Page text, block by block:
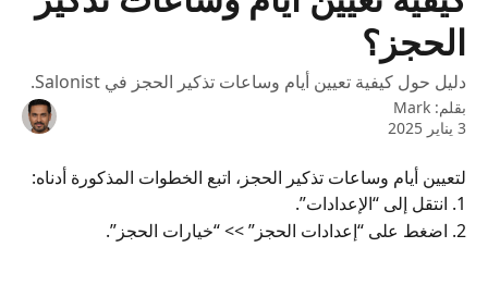
الحجز؟
دليل حول كيفية تعيين أيام وساعات تذكير الحجز في Salonist.
بقلم: Mark
3 يناير 2025
لتعيين أيام وساعات تذكير الحجز، اتبع الخطوات المذكورة أدناه:
1. انتقل إلى “الإعدادات”.
2. اضغط على “إعدادات الحجز” >> “خيارات الحجز”.